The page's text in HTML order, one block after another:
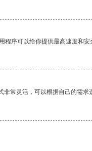
程序可以给你提供最高速度和安
非常灵活，可以根据自己的需求